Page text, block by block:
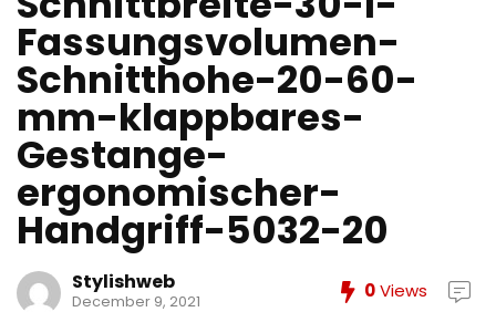
Fassungsvolumen-
Schnitthohe-20-60-
mm-klappbares-
Gestange-
ergonomischer-
Handgriff-5032-20
Stylishweb
December 9, 2021 0Views